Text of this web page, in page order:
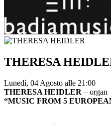
THERESA
Lunedì, 04 Agosto alle 21:00
THERESA HEIDLER – organ
“MUSIC FROM 5